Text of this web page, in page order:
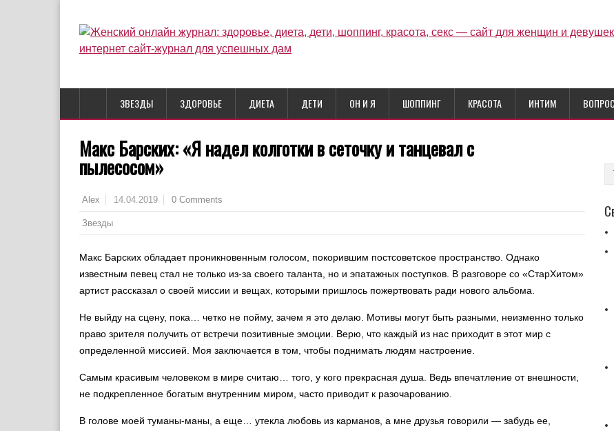
ЗВЕЗДЫ ЗДОРОВЬЕ ДИЕТА ДЕТИ ОН И Я ШОППИНГ КРАСОТА ИНТИМ
Макс Барских: «Я надел колготки в сеточку и танцевал с
пылесосом»
Alex 14.04.2019 0 Comments
Звезды
Макс Барских обладает проникновенным голосом, покорившим постсоветское пространство. Однако
известным певец стал не только из-за своего таланта, но и эпатажных поступков. В разговоре со «СтарХитом»
артист рассказал о своей миссии и вещах, которыми пришлось пожертвовать ради нового альбома.
Не выйду на сцену, пока… четко не пойму, зачем я это делаю. Мотивы могут быть разными, неизменно только
право зрителя получить от встречи позитивные эмоции. Верю, что каждый из нас приходит в этот мир с
определенной миссией. Моя заключается в том, чтобы поднимать людям настроение.
Самым красивым человеком в мире считаю… того, у кого прекрасная душа. Ведь впечатление от внешности,
не подкрепленное богатым внутренним миром, часто приводит к разочарованию.
В голове моей туманы-маны, а еще… утекла любовь из карманов, а мне друзья говорили — забудь ее,